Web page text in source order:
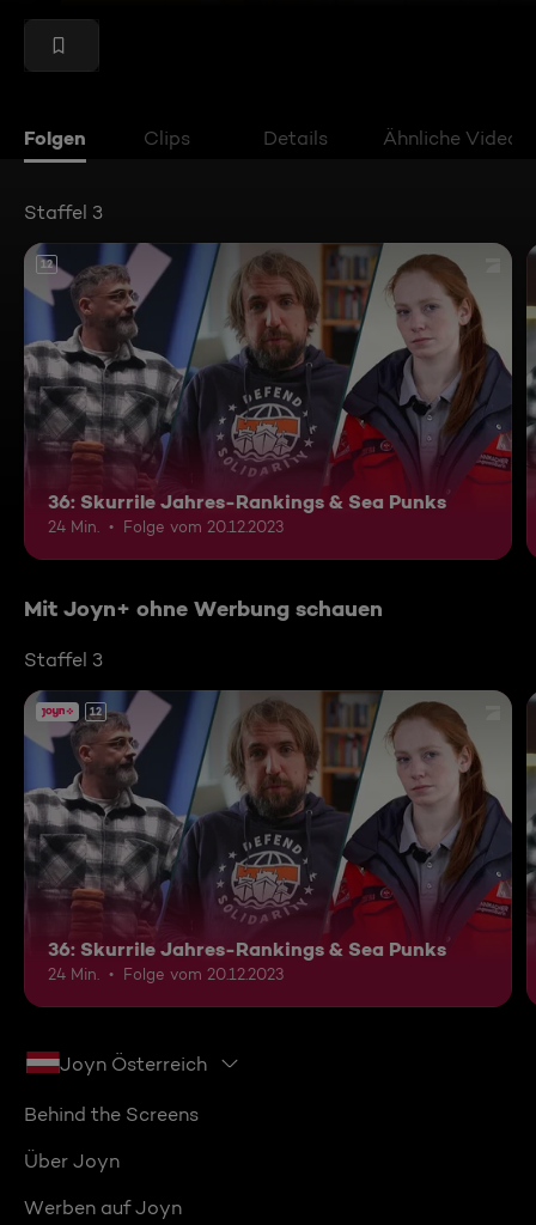
Folgen Clips Details Ähnliche Videos
Staffel 3
12
36: Skurrile Jahres-Rankings & Sea Punks
24 Min. Folge vom 20.12.2023
Mit Joyn+ ohne Werbung schauen
Staffel 3
12
36: Skurrile Jahres-Rankings & Sea Punks
24 Min. Folge vom 20.12.2023
Joyn Österreich
Behind the Screens
Über Joyn
Werben auf Joyn